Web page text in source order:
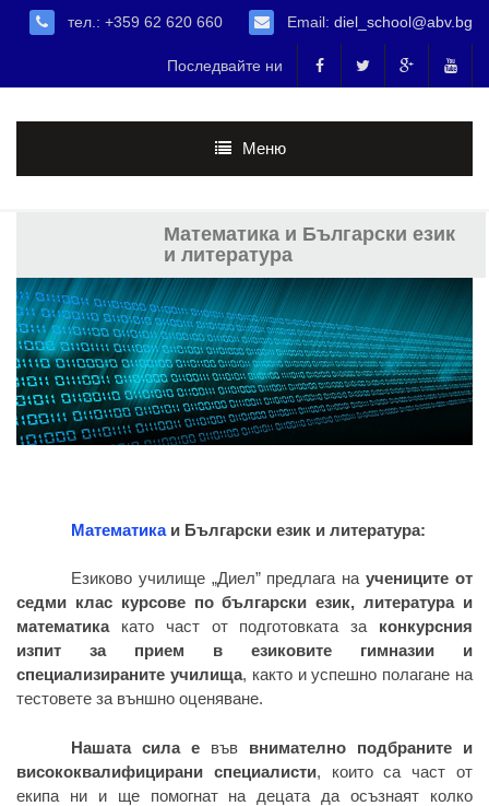
тел.: +359 62 620 660 Email: diel_school@abv.bg
Последвайте ни
Меню
Математика и Български език
и литература
Математикаи Български език и литература:
Езиково училище „Диел” предлага научениците от
седми клас курсове по български език, литература и
математикакато част от подготовката за конкурсния
изпит за прием в езиковите гимназии и
специализираните училища, както и успешно полагане на
тестовете за външно оценяване.
Нашата сила е във внимателно подбраните и
висококвалифицирани специалисти, които са част от
екипа ни и ще помогнат на децата да осъзнаят колко